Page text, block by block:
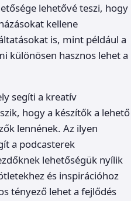
lehetővé teszi, hogy
kellene
is, mint például a
különösen hasznos lehet a
segíti a kreatív
hogy a készítők a lehető
lennének. Az ilyen
a podcasterek
lehetőségük nyílik
és inspirációhoz
tényező lehet a fejlődés